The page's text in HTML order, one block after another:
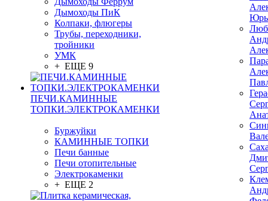
Дымоходы ПиК
Колпаки, флюгеры
Трубы, переходники,
тройники
УМК
+ ЕЩЕ 9
ПЕЧИ.КАМИННЫЕ
ТОПКИ.ЭЛЕКТРОКАМЕНКИ
Буржуйки
КАМИННЫЕ ТОПКИ
Печи банные
Печи отопительные
Электрокаменки
+ ЕЩЕ 2